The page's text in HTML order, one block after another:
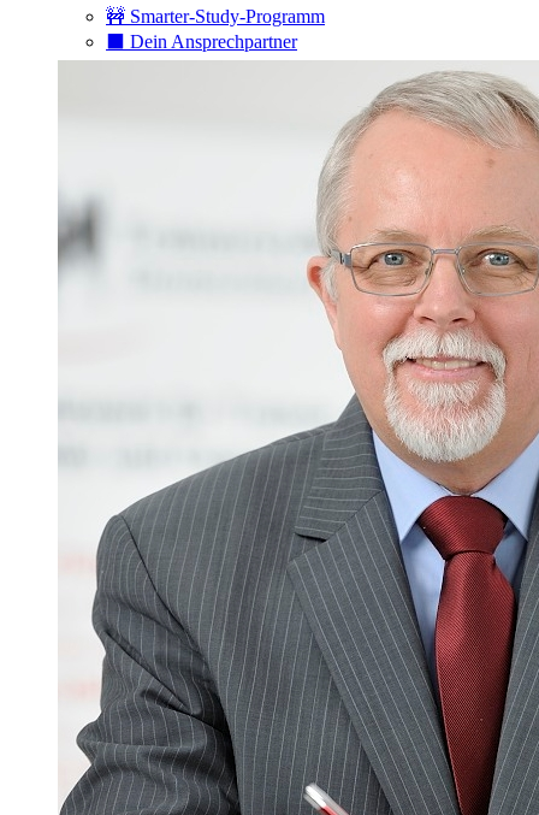
🚧 Smarter-Study-Programm
⬛️ Dein Ansprechpartner